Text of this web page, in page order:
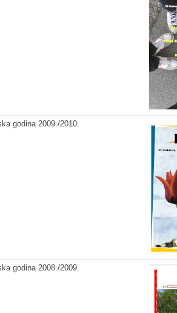
godina 2009./2010.
godina 2008./2009.